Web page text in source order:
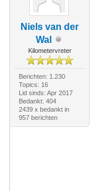
Niels van der
Wal
Kilometervreter
Berichten: 1.230
Topics: 16
Lid sinds: Apr 2017
Bedankt: 404
2439 x bedankt in
957 berichten